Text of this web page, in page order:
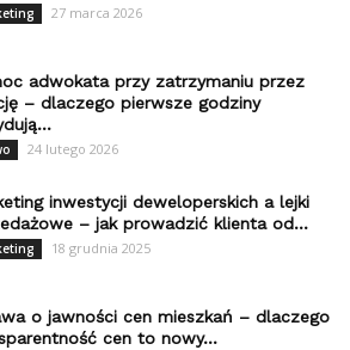
27 marca 2026
adwokata przy zatrzymaniu przez
– dlaczego pierwsze godziny
24 lutego 2026
inwestycji deweloperskich a lejki
– jak prowadzić klienta od...
18 grudnia 2025
o jawności cen mieszkań – dlaczego
cen to nowy...